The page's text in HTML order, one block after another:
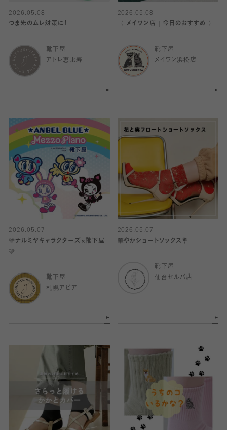
2026.05.08
つま先のムレ対策に！
靴下屋
アトレ恵比寿
2026.05.08
〈 メイワン店｜今日のおすすめ 〉
靴下屋
メイワン浜松店
2026.05.07
🩵ナルミヤキャラクターズ×靴下屋
🩷
靴下屋
札幌アピア
2026.05.07
華やかショートソックス💐
靴下屋
仙台セルバ店